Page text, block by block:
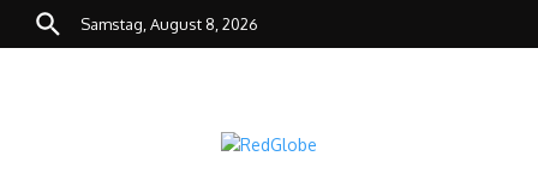
Zum Inhalt springen
Samstag, August 8, 2026